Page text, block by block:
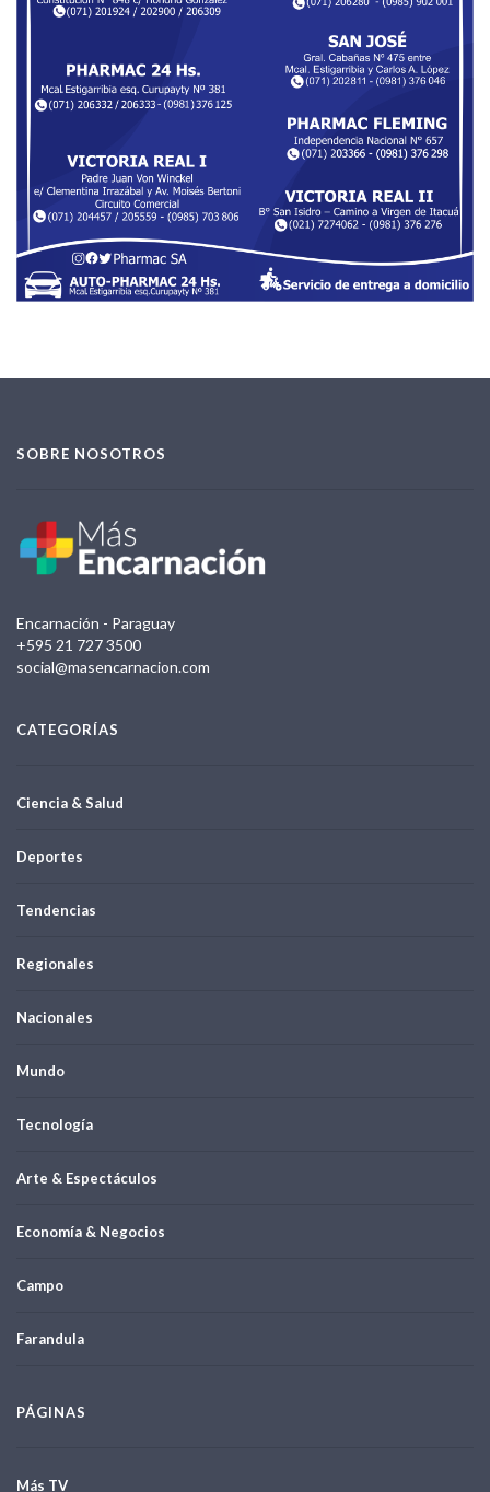
SOBRE NOSOTROS
Encarnación - Paraguay
+595 21 727 3500
social@masencarnacion.com
CATEGORÍAS
Ciencia & Salud
Deportes
Tendencias
Regionales
Nacionales
Mundo
Tecnología
Arte & Espectáculos
Economía & Negocios
Campo
Farandula
PÁGINAS
Más TV